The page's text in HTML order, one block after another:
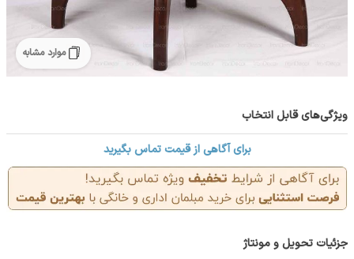
موارد مشابه
ویژگی‌های قابل انتخاب
برای آگاهی از قیمت تماس بگیرید
جزئیات تحویل و مونتاژ